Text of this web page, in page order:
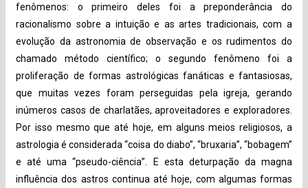
fenômenos: o primeiro deles foi a preponderância do
racionalismo sobre a intuição e as artes tradicionais, com a
evolução da astronomia de observação e os rudimentos do
chamado método científico; o segundo fenômeno foi a
proliferação de formas astrológicas fanáticas e fantasiosas,
que muitas vezes foram perseguidas pela igreja, gerando
inúmeros casos de charlatães, aproveitadores e exploradores.
Por isso mesmo que até hoje, em alguns meios religiosos, a
astrologia é considerada “coisa do diabo”, “bruxaria”, “bobagem”
e até uma “pseudo-ciência”. E esta deturpação da magna
influência dos astros continua até hoje, com algumas formas